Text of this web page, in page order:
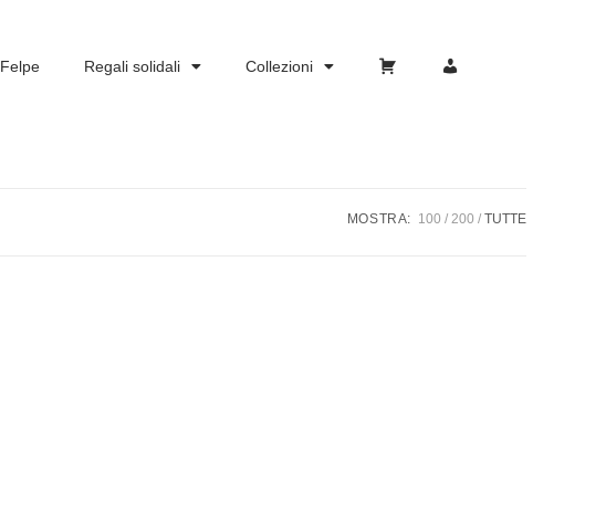
Felpe Regali solidali Collezioni
Carrello Account
MOSTRA: 100 200 TUTTE